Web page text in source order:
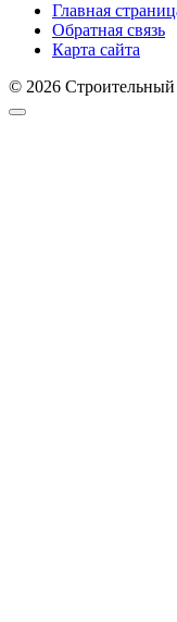
Главная
Обратная связь
Карта сайта
© 2026 Строительный